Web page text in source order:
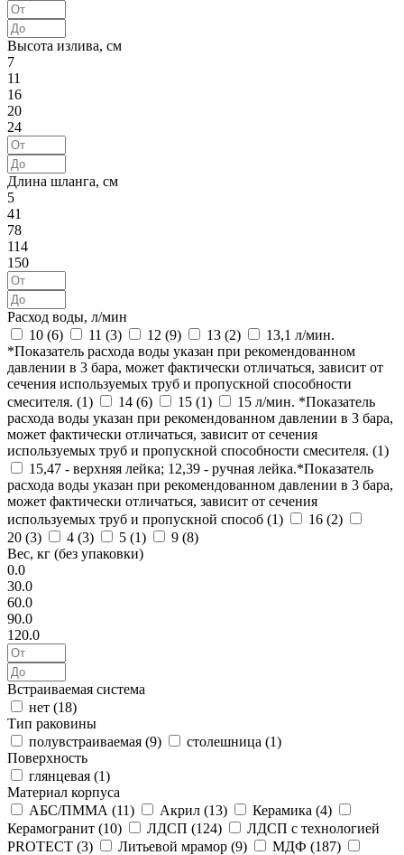
Высота излива, см
7
11
16
20
24
Длина шланга, см
5
41
78
114
150
Расход воды, л/мин
10 (6) 11 (3) 12 (9) 13 (2)
13,1 л/мин.
*Показатель расхода воды указан при рекомендованном
давлении в 3 бара, может фактически отличаться, зависит от
сечения используемых труб и пропускной способности
смесителя. (1) 14 (6) 15 (1)
15 л/мин. *Показатель
расхода воды указан при рекомендованном давлении в 3 бара,
может фактически отличаться, зависит от сечения
используемых труб и пропускной способности смесителя. (1)
15,47 - верхняя лейка; 12,39 - ручная лейка.*Показатель
расхода воды указан при рекомендованном давлении в 3 бара,
может фактически отличаться, зависит от сечения
используемых труб и пропускной способ (1) 16 (2)
20 (3) 4 (3) 5 (1) 9 (8)
Вес, кг (без упаковки)
0.0
30.0
60.0
90.0
120.0
Встраиваемая система
нет (18)
Тип раковины
полувстраиваемая (9) столешница (1)
Поверхность
глянцевая (1)
Материал корпуса
АБС/ПММА (11) Акрил (13) Керамика (4)
Керамогранит (10) ЛДСП (124)
ЛДСП с технологией
PROTECT (3) Литьевой мрамор (9) МДФ (187)